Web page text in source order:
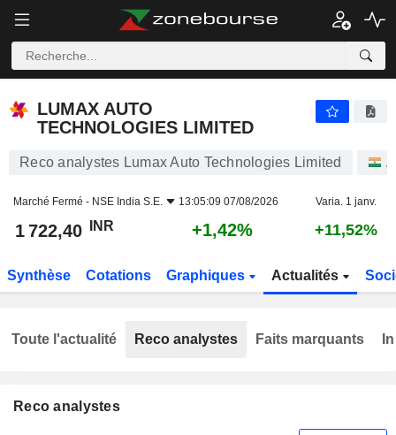
LUMAX AUTO
TECHNOLOGIES LIMITED
Reco analystes Lumax Auto Technologies Limited
Marché Fermé - NSE India S.E. 13:05:09 07/08/2026 Varia. 1 janv.
1 722,40 INR +1,42% +11,52%
Synthèse Cotations Graphiques Actualités
Reco analystes
Toute l'actualité Reco analystes Faits marquants